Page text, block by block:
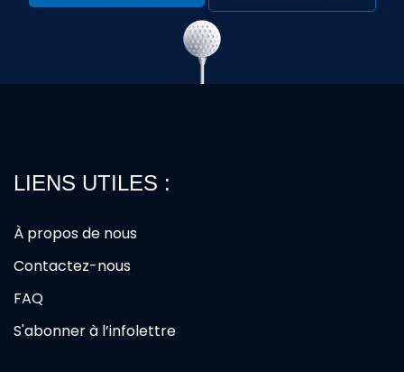
LIENS UTILES :
À propos de nous
Contactez-nous
FAQ
S'abonner à l’infolettre